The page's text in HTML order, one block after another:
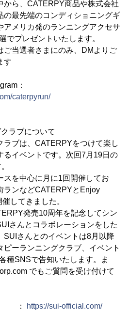
から、CATERPY商品や株式会社
の最先端のコンディショニングギ
アメリカ発のランニングアクセサ
でプレゼントいたします。
ご当選者さまにのみ、DMよりご
す
：
caterpyrun/
ラブについて
ラブは、CATERPYをつけて楽し
るイベントです。次回7月19日の
スを中心に月に1回開催してお
ランなどCATERPYとEnjoy
してきました。
発売10周年を記念してシン
さんとコラボレーションをした
SUIさんとのイベントは8月以降
ピーランニングクラブ、イベント
種SNSで告知いたします。ま
でもご質問を受け付けて
：
https://sui-official.com/